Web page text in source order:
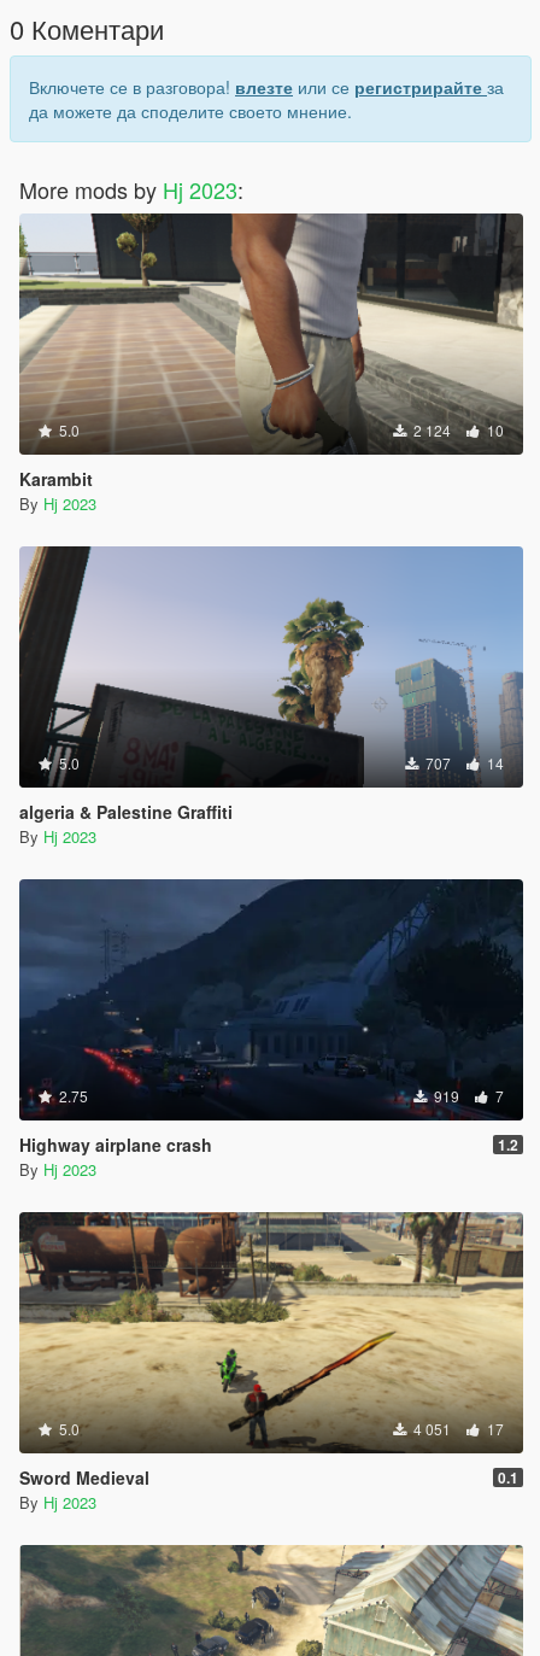
0 Коментари
Включете се в разговора! влезте или се регистрирайте за
да можете да споделите своето мнение.
More mods by Hj 2023:
5.0 2 124 10
Karambit
By Hj 2023
5.0 707 14
algeria & Palestine Graffiti
By Hj 2023
2.75 919 7
Highway airplane crash 1.2
By Hj 2023
5.0 4 051 17
Sword Medieval 0.1
By Hj 2023